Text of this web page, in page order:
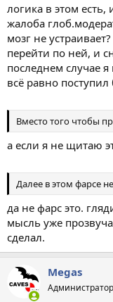
логика в этом есть,
жалоба
мозг не
перейти по ней, и
последнем случае
всё равно
Вместо того чтобы
а если я не щитаю
Далее в этом фарсе
да не фарс это.
мысль уже
сделал.
Megas
Администратор